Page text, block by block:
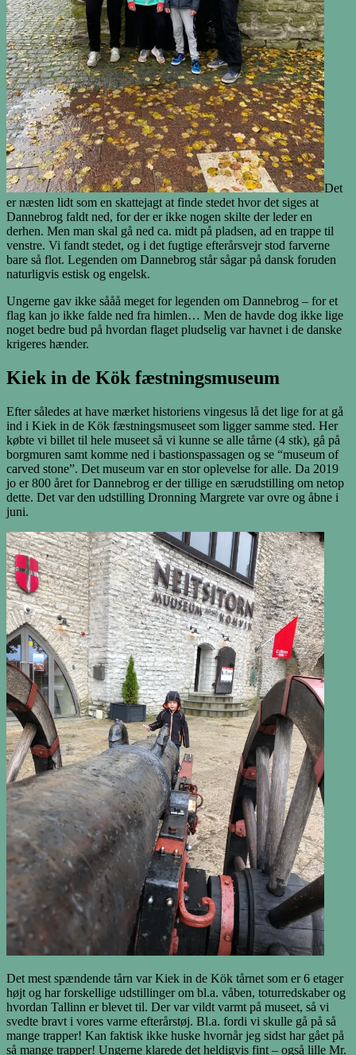
Det
er næsten lidt som en skattejagt at finde stedet hvor det siges at
Dannebrog faldt ned, for der er ikke nogen skilte der leder en
derhen. Men man skal gå ned ca. midt på pladsen, ad en trappe til
venstre. Vi fandt stedet, og i det fugtige efterårsvejr stod farverne
bare så flot. Legenden om Dannebrog står sågar på dansk foruden
naturligvis estisk og engelsk.
Ungerne gav ikke sååå meget for legenden om Dannebrog – for et
flag kan jo ikke falde ned fra himlen… Men de havde dog ikke lige
noget bedre bud på hvordan flaget pludselig var havnet i de danske
krigeres hænder.
Kiek in de Kök fæstningsmuseum
Efter således at have mærket historiens vingesus lå det lige for at gå
ind i Kiek in de Kök fæstningsmuseet som ligger samme sted. Her
købte vi billet til hele museet så vi kunne se alle tårne (4 stk), gå på
borgmuren samt komme ned i bastionspassagen og se “museum of
carved stone”. Det museum var en stor oplevelse for alle. Da 2019
jo er 800 året for Dannebrog er der tillige en særudstilling om netop
dette. Det var den udstilling Dronning Margrete var ovre og åbne i
juni.
Det mest spændende tårn var Kiek in de Kök tårnet som er 6 etager
højt og har forskellige udstillinger om bl.a. våben, toturredskaber og
hvordan Tallinn er blevet til. Der var vildt varmt på museet, så vi
svedte bravt i vores varme efterårstøj. Bl.a. fordi vi skulle gå på så
mange trapper! Kan faktisk ikke huske hvornår jeg sidst har gået på
så mange trapper! Ungerne klarede det heldigvis fint – også lille Mr.